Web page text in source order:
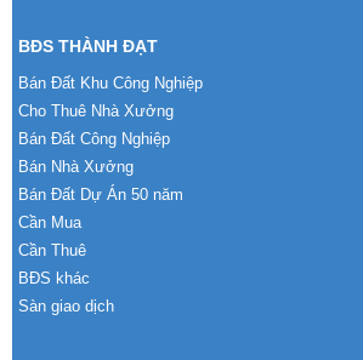
BĐS THÀNH ĐẠT
Bán Đất Khu Công Nghiệp
Cho Thuê Nhà Xưởng
Bán Đất Công Nghiệp
Bán Nhà Xưởng
Bán Đất Dự Án 50 năm
Cần Mua
Cần Thuê
BĐS khác
Sàn giao dịch